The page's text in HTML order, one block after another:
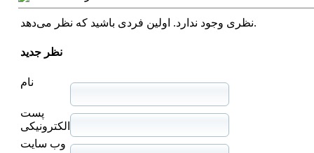
نظری وجود ندارد. اولین فردی باشید که نظر می‌دهد.
نظر جدید
نام
پست
الکترونیکی
وب سایت